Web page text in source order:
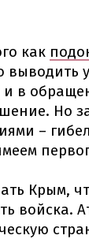
как
выводить
и в
Но
–
Крым,
войска.